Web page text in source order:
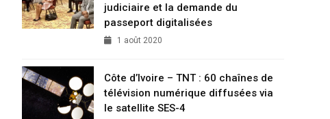
judiciaire et la demande du
passeport digitalisées
1 août 2020
Côte d’Ivoire – TNT : 60 chaînes de
télévision numérique diffusées via
le satellite SES-4